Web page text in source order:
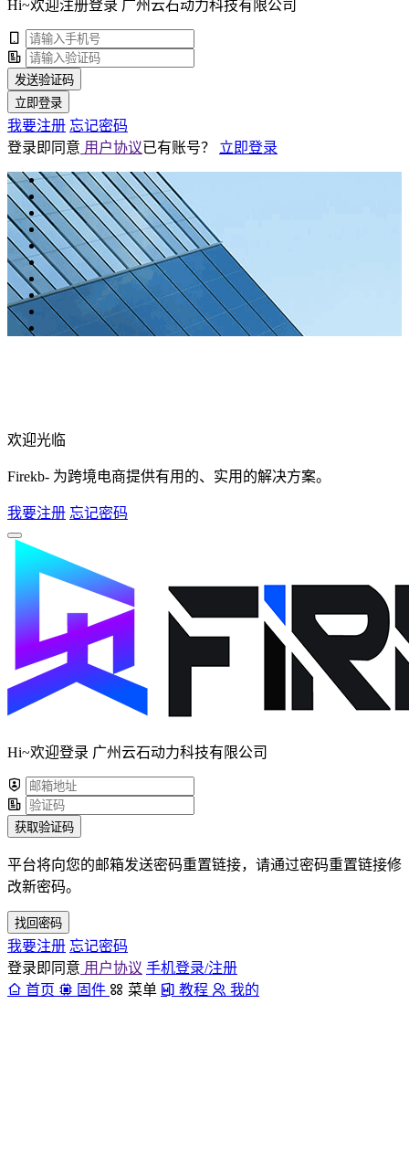
Hi~欢迎注册登录 广州云石动力科技有限公司
发送验证码
立即登录
我要注册 忘记密码
登录即同意 用户协议已有账号？ 立即登录
欢迎光临
Firekb- 为跨境电商提供有用的、实用的解决方案。
我要注册 忘记密码
Hi~欢迎登录 广州云石动力科技有限公司
获取验证码
平台将向您的邮箱发送密码重置链接，请通过密码重置链接修
改新密码。
找回密码
我要注册 忘记密码
登录即同意 用户协议 手机登录/注册
首页
固件 菜单 教程 我的